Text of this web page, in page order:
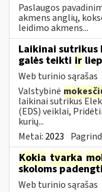
Paslaugos
akmens anglių,
leidimo akmens...
Laikinai sutrikus
galės teikti ir
Web turinio sąrašas
Valstybinė
laikinai sutrikus
(EDS) veiklai,
kurių...
Metai: 2023
Kokia tvarka
skoloms
Web turinio sąrašas